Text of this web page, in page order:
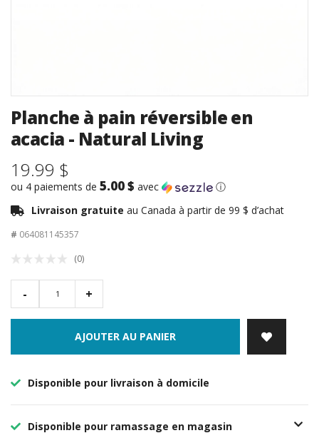
Planche à pain réversible en
acacia - Natural Living
19.99 $
ou 4 paiements de 5.00 $ avec
ⓘ
Livraison gratuite au Canada à partir de 99 $ d’achat
# 064081145357
(0)
- +
AJOUTER AU PANIER
Disponible pour livraison à domicile
Disponible pour ramassage en magasin